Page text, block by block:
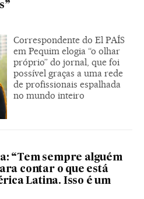
Correspondente do El PAÍS
em Pequim elogia “o olhar
próprio” do jornal, que foi
possível graças a uma rede
de profissionais espalhada
no mundo inteiro
“Tem sempre alguém
contar o que está
Latina. Isso é um